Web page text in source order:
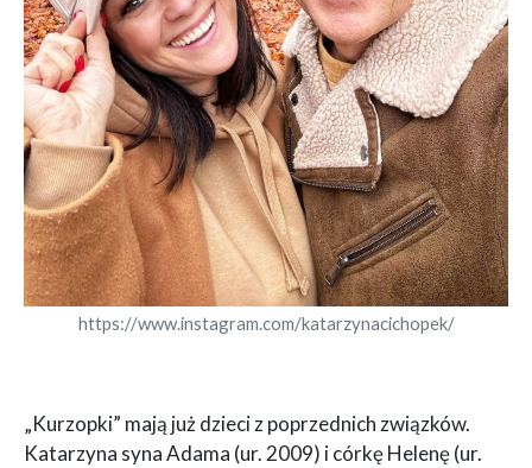
https://www.instagram.com/katarzynacichopek/
„Kurzopki” mają już dzieci z poprzednich związków.
Katarzyna syna Adama (ur. 2009) i córkę Helenę (ur.